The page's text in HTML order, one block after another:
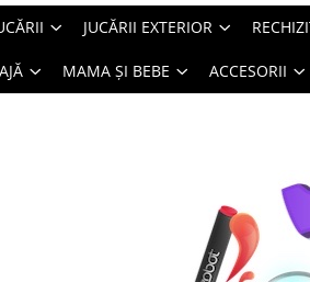
JUCĂRII EXTERIOR
MAMA ȘI BEBE ACCESORII